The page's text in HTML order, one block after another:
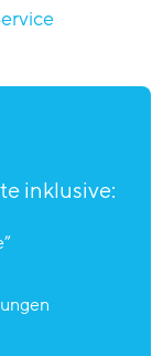
inklusive: